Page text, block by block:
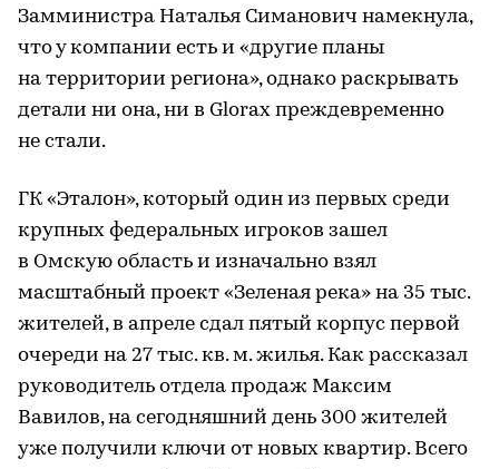
Замминистра Наталья Симанович намекнула,
что у компании есть и «другие планы
на территории региона», однако раскрывать
детали ни она, ни в Glorax преждевременно
не стали.
ГК «Эталон», который один из первых среди
крупных федеральных игроков зашел
в Омскую область и изначально взял
масштабный проект «Зеленая река» на 35 тыс.
жителей, в апреле сдал пятый корпус первой
очереди на 27 тыс. кв. м. жилья. Как рассказал
руководитель отдела продаж Максим
Вавилов, на сегодняшний день 300 жителей
уже получили ключи от новых квартир. Всего